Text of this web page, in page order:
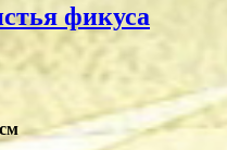
фикуса